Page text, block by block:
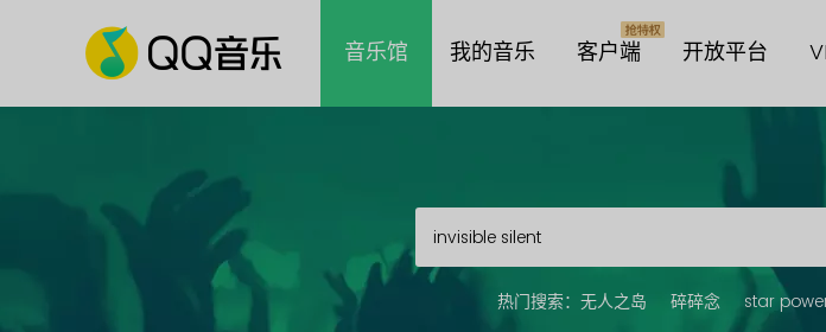
音乐馆 我的音乐 客户端 开放平台
热门搜索： 无人之岛 碎碎念 star